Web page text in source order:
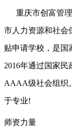
重庆市创富管理
市人力资源和社会
贴申请学校，是国
2016年通过国家
AAAA级社会组织
于专业!
师资力量